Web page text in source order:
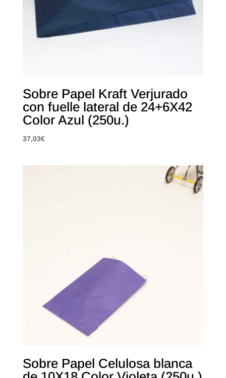
Sobre Papel Kraft Verjurado
con fuelle lateral de 24+6X42
Color Azul (250u.)
37,03€
Sobre Papel Celulosa blanca